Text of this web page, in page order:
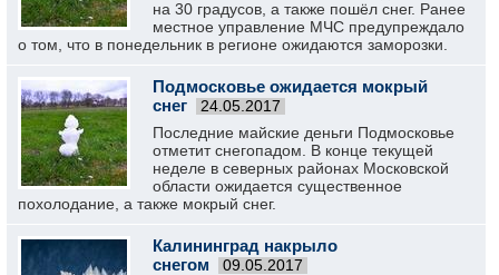
на 30 градусов, а также пошёл снег. Ранее
местное управление МЧС предупреждало
о том, что в понедельник в регионе ожидаются заморозки.
Подмосковье ожидается мокрый
снег
24.05.2017
Последние майские деньги Подмосковье
отметит снегопадом. В конце текущей
неделе в северных районах Московской
области ожидается существенное
похолодание, а также мокрый снег.
Калининград накрыло
снегом
09.05.2017